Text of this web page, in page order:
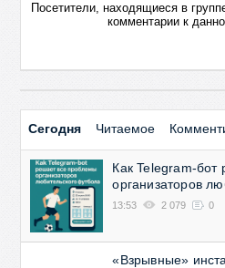
Посетители, находящиеся в
комментарии к
Сегодня Читаемое
Как Telegram-
организаторов
13:53 2 079 0
«Взрывные»